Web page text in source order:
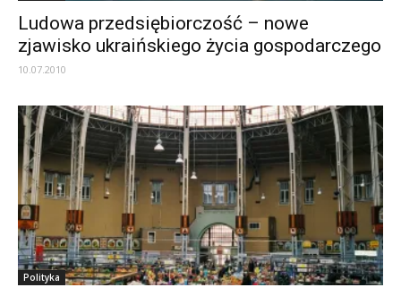
Ludowa przedsiębiorczość – nowe
zjawisko ukraińskiego życia gospodarczego
10.07.2010
Polityka